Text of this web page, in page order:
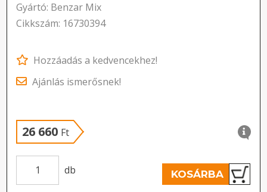
Gyártó: Benzar Mix
Cikkszám: 16730394
Hozzáadás a kedvencekhez!
Ajánlás ismerősnek!
26 660 Ft
db KOSÁRBA